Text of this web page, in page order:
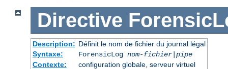
Directive
Description: Définit le nom de fichier du journal légal
Syntaxe:
ForensicLog nom-fichier| pipe
Contexte:
configuration globale, serveur virtuel